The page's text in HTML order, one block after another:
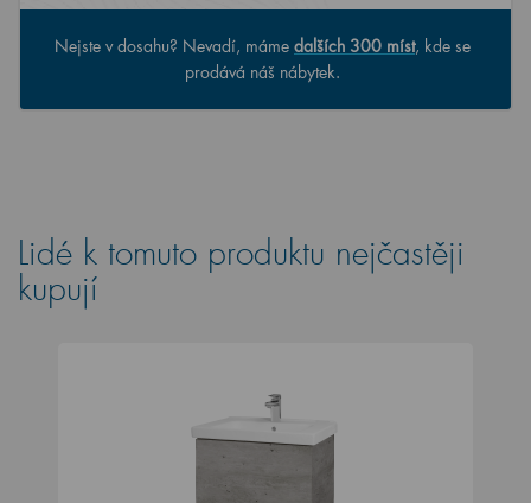
Nejste v dosahu? Nevadí, máme dalších 300 míst, kde se
prodává náš nábytek.
Lidé k tomuto produktu nejčastěji
kupují